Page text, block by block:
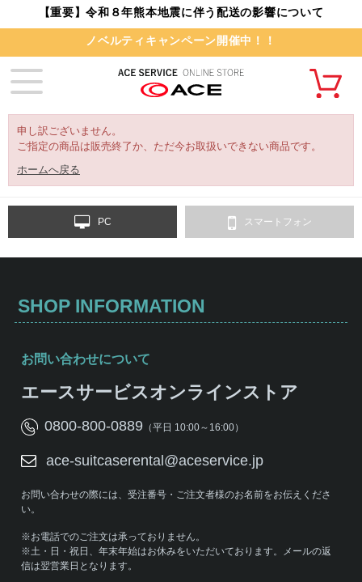
【重要】令和８年熊本地震に伴う配送の影響について
ノベルティキャンペーン開催中！！
申し訳ございません。
ご指定の商品は販売終了か、ただ今お取扱いできない商品です。
ホームへ戻る
PC スマートフォン
SHOP INFORMATION
お問い合わせについて
エースサービスオンラインストア
0800-800-0889（平日 10:00～16:00）
ace-suitcaserental@aceservice.jp
お問い合わせの際には、受注番号・ご注文者様のお名前をお伝えくださ
い。
※お電話でのご注文は承っておりません。
※土・日・祝日、年末年始はお休みをいただいております。メールの返
信は翌営業日となります。